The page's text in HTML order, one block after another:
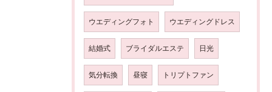
ウエディングフォト ウエディングドレス
結婚式 ブライダルエステ 日光
気分転換 昼寝 トリプトファン